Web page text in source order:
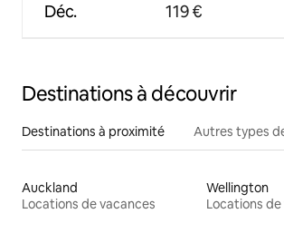
Déc. 119 €
Destinations à découvrir
Destinations à proximité Autres types
Auckland
Locations de vacances
Wellington
Locations